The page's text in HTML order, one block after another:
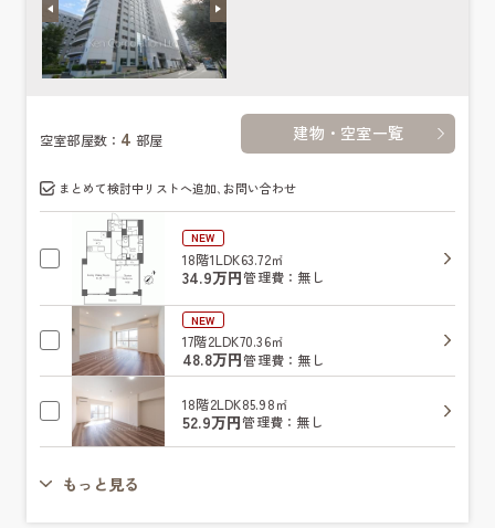
空室部屋数： 4 部屋 建物・空室一覧
まとめて検討中リストへ追加､お問い合わせ
NEW
18階1LDK63.72㎡
34.9万円管理費：無し
NEW
17階2LDK70.36㎡
48.8万円管理費：無し
18階2LDK85.98㎡
52.9万円管理費：無し
もっと見る